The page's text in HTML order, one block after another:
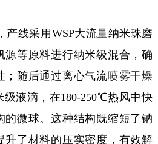
线采用WSP大流量纳米珠磨
源等原料进行纳米级混合，确
；随后通过离心气流喷雾干燥
级液滴，在180-250℃热风中快
的微球。这种结构既缩短了钠
升了材料的压实密度，有效解